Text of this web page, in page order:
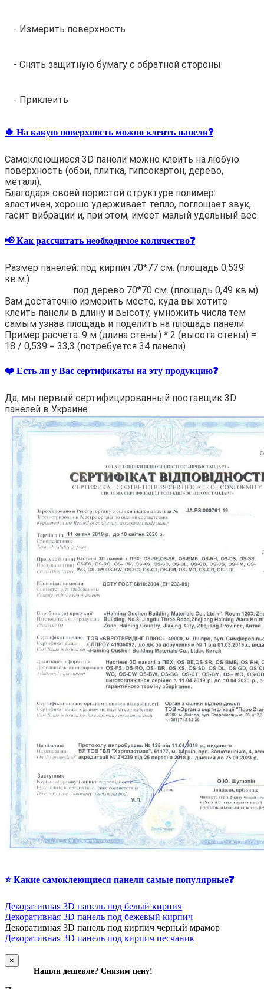
- Измерить поверхность
- Снять защитную бумагу с обратной стороны
- Приклеить
🍀 На какую поверхность можно клеить панели❓
Самоклеющиеся 3D панели можно клеить на любую
поверхность (обои, плитка, гипсокартон, дерево,
металл).
Благодаря своей пористой структуре полимер:
эластичен, хорошо удерживает тепло, поглощает звук,
гасит вибрации и, при этом, имеет малый удельный вес.
📢 Как рассчитать необходимое количество❓
Размер панелей: под кирпич 70*77 см. (площадь 0,539
кв.м.)
под дерево 70*70 см. (площадь 0,49 кв.м)
Вам достаточно измерить место, куда вы хотите
клеить панели в длину и высоту, умножить числа тем
самым узнав площадь и поделить на площадь панели.
Пример расчета: 9 м (длина стены) * 2 (высота стены) =
18 / 0,539 = 33,3 (потребуется 34 панели)
❤️ Есть ли у Вас сертификаты на эту продукцию❓
Да, мы первый сертифицированный поставщик 3D
панелей в Украине.
⭐ Какие самоклеющиеся панели самые популярные❓
Декоративная 3D панель под белый кирпич
Декоративная 3D панель под бежевый кирпич
Декоративная 3D панель под кирпич черный мрамор
Декоративная 3D панель под кирпич песчаник
×
Нашли дешевле? Снизим цену!